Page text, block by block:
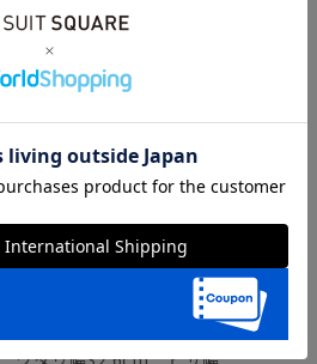
バスト102cm ウエスト
丈56.5cm
76cm ウエスト仕上がり79cm ヒ
ワタリ幅32cm ヒザ幅
バスト104cm ウエスト
58cm
78cm ウエスト仕上がり81cm ヒ